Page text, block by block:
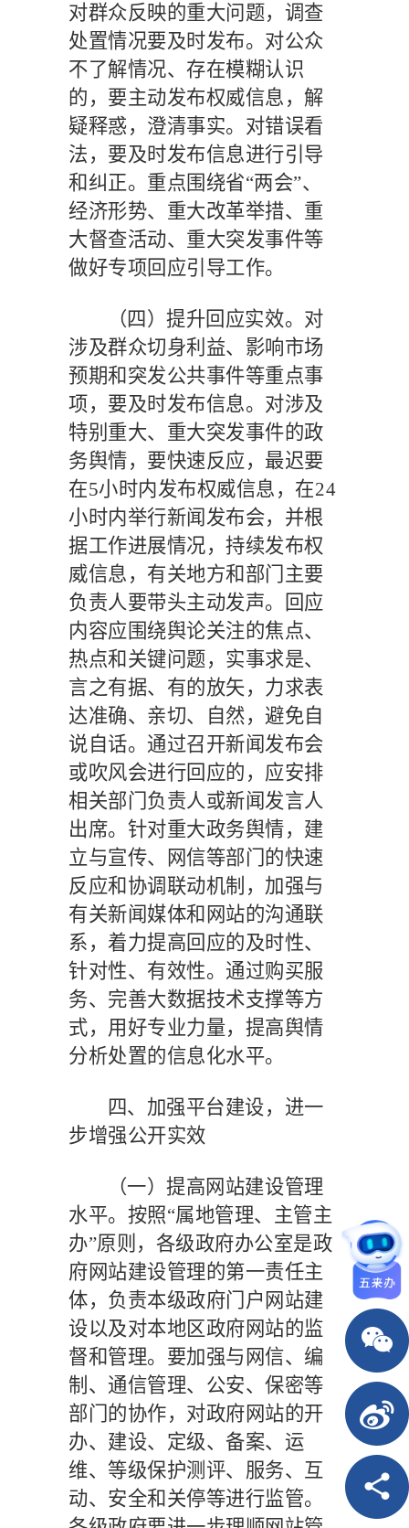
对群众反映的重大问题，调查
处置情况要及时发布。对公众
不了解情况、存在模糊认识
的，要主动发布权威信息，解
疑释惑，澄清事实。对错误看
法，要及时发布信息进行引导
和纠正。重点围绕省“两会”、
经济形势、重大改革举措、重
大督查活动、重大突发事件等
做好专项回应引导工作。
（四）提升回应实效。 对
涉及群众切身利益、影响市场
预期和突发公共事件等重点事
项，要及时发布信息。对涉及
特别重大、重大突发事件的政
务舆情，要快速反应，最迟要
在5小时内发布权威信息，在24
小时内举行新闻发布会，并根
据工作进展情况，持续发布权
威信息，有关地方和部门主要
负责人要带头主动发声。回应
内容应围绕舆论关注的焦点、
热点和关键问题，实事求是、
言之有据、有的放矢，力求表
达准确、亲切、自然，避免自
说自话。通过召开新闻发布会
或吹风会进行回应的，应安排
相关部门负责人或新闻发言人
出席。针对重大政务舆情，建
立与宣传、网信等部门的快速
反应和协调联动机制，加强与
有关新闻媒体和网站的沟通联
系，着力提高回应的及时性、
针对性、有效性。通过购买服
务、完善大数据技术支撑等方
式，用好专业力量，提高舆情
分析处置的信息化水平。
四、加强平台建设，进一
步增强公开实效
（一）提高网站建设管理
水平。 按照“属地管理、主管主
办”原则，各级政府办公室是政
府网站建设管理的第一责任主
体，负责本级政府门户网站建
设以及对本地区政府网站的监
督和管理。要加强与网信、编
制、通信管理、公安、保密等
部门的协作，对政府网站的开
办、建设、定级、备案、运
维、等级保护测评、服务、互
动、安全和关停等进行监管。